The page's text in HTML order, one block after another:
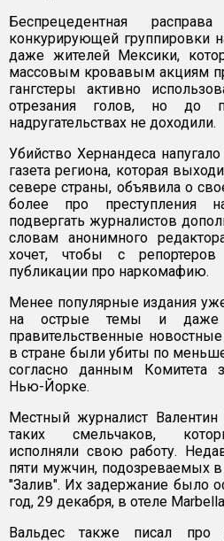
Беспрецедентная
конкурирующей группировки
даже жителей Мексики,
массовым кровавым акциям
гангстеры активно
отрезания голов, но до
надругательствах не доходили.
Убийство Хернандеса
газета региона, которая
севере страны, объявила о
более про преступления
подвергать журналистов
словам анонимного
хочет, чтобы с
публикации про наркомафию.
Менее популярные издания
на острые темы и даже
правительственные
в стране были убиты по
согласно данным Комитета
Нью-Йорке.
Местный журналист
таких смельчаков,
исполняли свою работу.
пяти мужчин, подозреваемых в
"Залив". Их задержание было
год, 29 декабря, в отеле
Вальдес также писал про